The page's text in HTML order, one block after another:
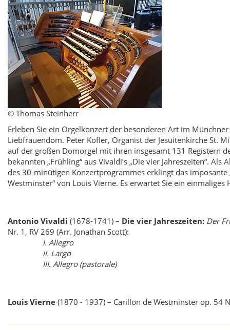
© Thomas Steinherr
Erleben Sie ein Orgelkonzert der besonderen Art im Münchner
Liebfrauendom. Peter Kofler, Organist der Jesuitenkirche St.
auf der großen Domorgel mit ihren insgesamt 131 Registern
bekannten „Frühling“ aus Vivaldi’s „Die vier Jahreszeiten“. Als
des 30-minütigen Konzertprogrammes erklingt das imposante
Westminster“ von Louis Vierne. Es erwartet Sie ein einmaliges
Antonio Vivaldi (1678-1741) – Die vier Jahreszeiten: Der
Nr. 1, RV 269 (Arr. Jonathan Scott):
I. Allegro
II. Largo
III. Allegro (pastorale)
Louis Vierne (1870 - 1937) – Carillon de Westminster op. 54